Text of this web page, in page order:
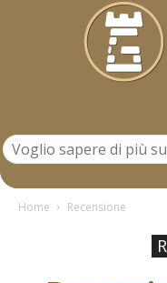
Home Recensione